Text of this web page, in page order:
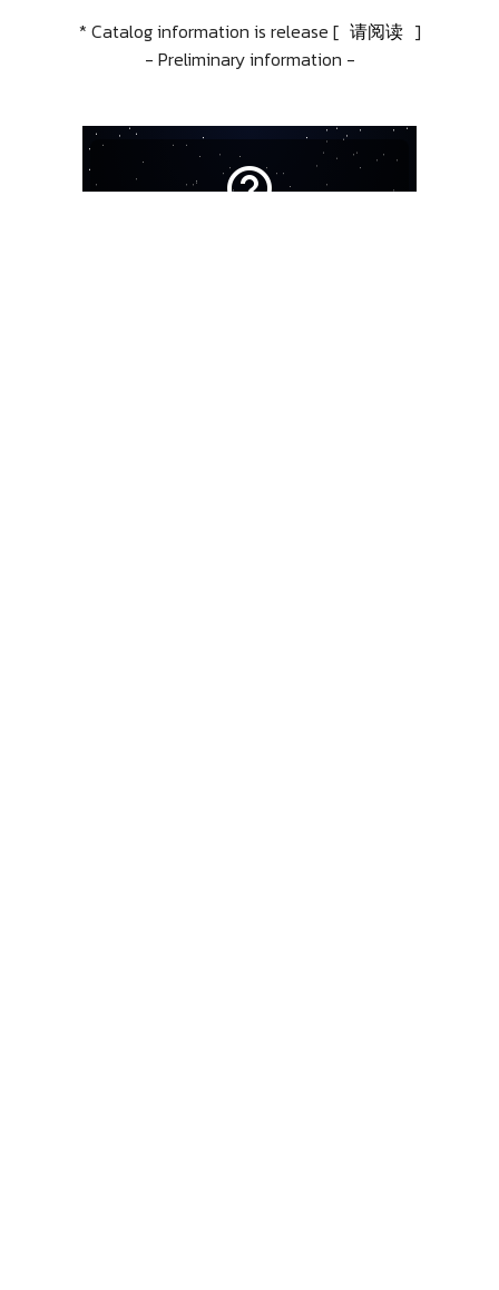
* Catalog information is release [ 请阅读 ]
- Preliminary information -
help_outline